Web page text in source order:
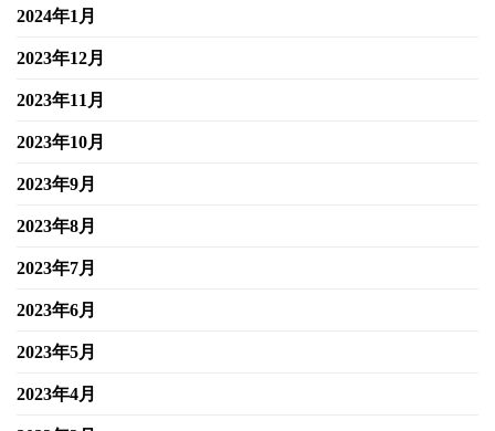
2024年1月
2023年12月
2023年11月
2023年10月
2023年9月
2023年8月
2023年7月
2023年6月
2023年5月
2023年4月